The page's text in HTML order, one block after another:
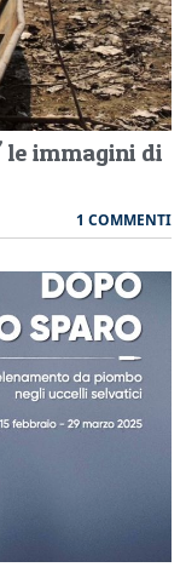
le immagini di
1 COMMENTI